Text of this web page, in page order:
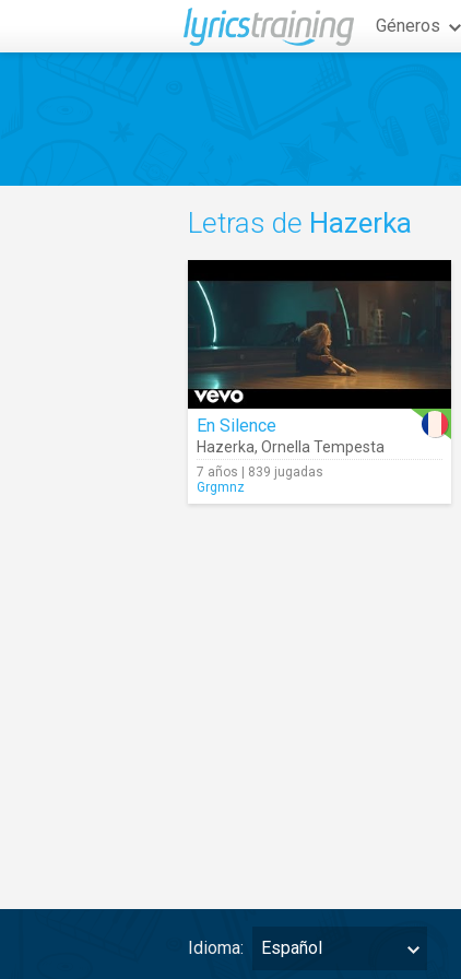
Géneros
Letras de Hazerka
En Silence
Hazerka, Ornella Tempesta
7 años | 839 jugadas
Grgmnz
Idioma: Español